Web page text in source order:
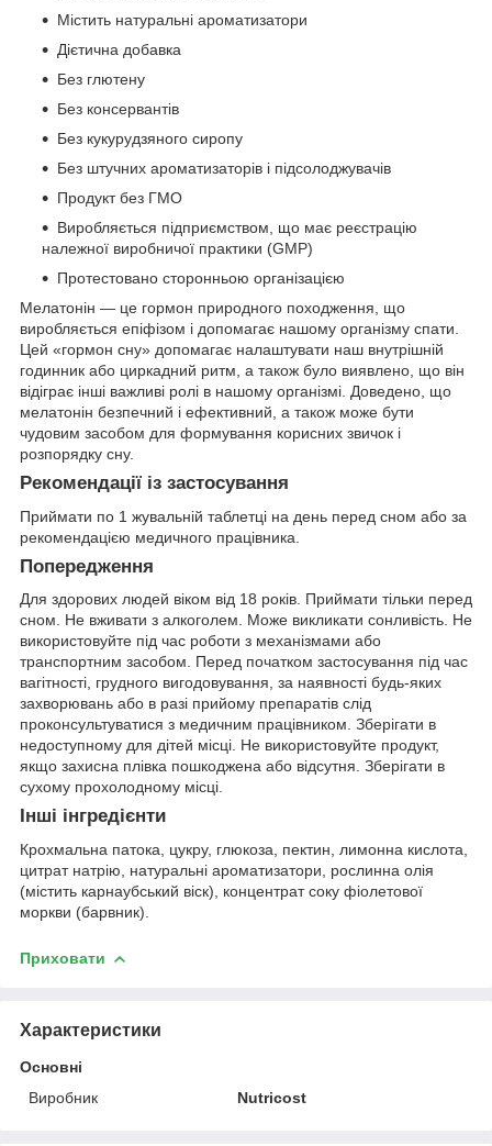
Містить натуральні ароматизатори
Дієтична добавка
Без глютену
Без консервантів
Без кукурудзяного сиропу
Без штучних ароматизаторів і підсолоджувачів
Продукт без ГМО
Виробляється підприємством, що має реєстрацію
належної виробничої практики (GMP)
Протестовано сторонньою організацією
Мелатонін — це гормон природного походження, що
виробляється епіфізом і допомагає нашому організму спати.
Цей «гормон сну» допомагає налаштувати наш внутрішній
годинник або циркадний ритм, а також було виявлено, що він
відіграє інші важливі ролі в нашому організмі. Доведено, що
мелатонін безпечний і ефективний, а також може бути
чудовим засобом для формування корисних звичок і
розпорядку сну.
Рекомендації із застосування
Приймати по 1 жувальній таблетці на день перед сном або за
рекомендацією медичного працівника.
Попередження
Для здорових людей віком від 18 років. Приймати тільки перед
сном. Не вживати з алкоголем. Може викликати сонливість. Не
використовуйте під час роботи з механізмами або
транспортним засобом. Перед початком застосування під час
вагітності, грудного вигодовування, за наявності будь-яких
захворювань або в разі прийому препаратів слід
проконсультуватися з медичним працівником. Зберігати в
недоступному для дітей місці. Не використовуйте продукт,
якщо захисна плівка пошкоджена або відсутня. Зберігати в
сухому прохолодному місці.
Інші інгредієнти
Крохмальна патока, цукру, глюкоза, пектин, лимонна кислота,
цитрат натрію, натуральні ароматизатори, рослинна олія
(містить карнаубський віск), концентрат соку фіолетової
моркви (барвник).
Приховати
Характеристики
Основні
Виробник
Nutricost